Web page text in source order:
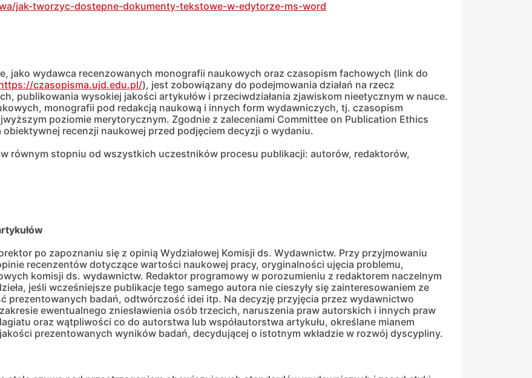
jak-tworzyc-dostepne-dokumenty-tekstowe-w-edytorze-ms-word
jako wydawca recenzowanych monografii naukowych oraz czasopism fachowych (link do
czasopisma.ujd.edu.pl/), jest zobowiązany do podejmowania działań na rzecz
publikowania wysokiej jakości artykułów i przeciwdziałania zjawiskom nieetycznym w nauce.
monografii pod redakcją naukową i innych form wydawniczych, tj. czasopism
poziomie merytorycznym. Zgodnie z zaleceniami Committee on Publication Ethics
recenzji naukowej przed podjęciem decyzji o wydaniu.
równym stopniu od wszystkich uczestników procesu publikacji: autorów, redaktorów,
po zapoznaniu się z opinią Wydziałowej Komisji ds. Wydawnictw. Przy przyjmowaniu
recenzentów dotyczące wartości naukowej pracy, oryginalności ujęcia problemu,
komisji ds. wydawnictw. Redaktor programowy w porozumieniu z redaktorem naczelnym
jeśli wcześniejsze publikacje tego samego autora nie cieszyły się zainteresowaniem ze
prezentowanych badań, odtwórczość idei itp. Na decyzję przyjęcia przez wydawnictwo
ewentualnego zniesławienia osób trzecich, naruszenia praw autorskich i innych praw
oraz wątpliwości co do autorstwa lub współautorstwa artykułu, określane mianem
prezentowanych wyników badań, decydującej o istotnym wkładzie w rozwój dyscypliny.